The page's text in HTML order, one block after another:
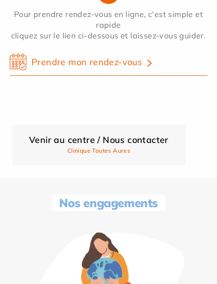
Pour prendre rendez-vous en ligne, c'est simple et
rapide
cliquez sur le lien ci-dessous et laissez-vous guider.
Prendre mon rendez-vous
Venir au centre / Nous contacter
Clinique Toutes Aures
Nos engagements